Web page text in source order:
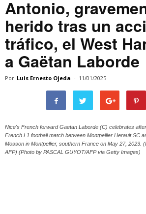
Antonio,
herido tras un
tráfico, el West
a Gaëtan Laborde
Por Luis Ernesto Ojeda - 11/01/2025
Nice's French forward Gaetan Laborde (C) celebrates
French L1 football match between Montpellier Herault SC
Mosson in Montpellier, southern France on May 27, 2023.
AFP) (Photo by PASCAL GUYOT/AFP via Getty Images)